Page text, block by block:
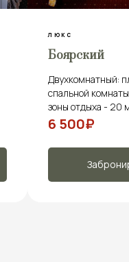
двухместный
Графский
Однокомнатный:
5 000₽